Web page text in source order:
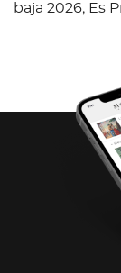
baja 2026; Es
Ubicación:
Cabina,
Vehiculo sin
garantiza su
desarmado,
computadora.